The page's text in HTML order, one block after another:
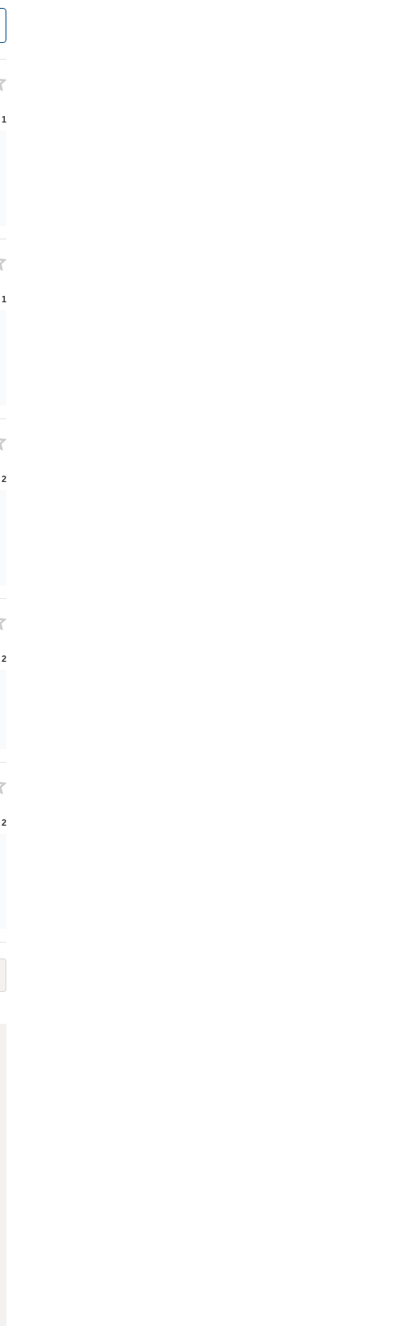
1
1
2
2
2